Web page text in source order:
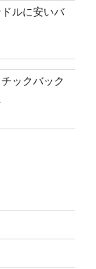
ルに安いバ
ックバック